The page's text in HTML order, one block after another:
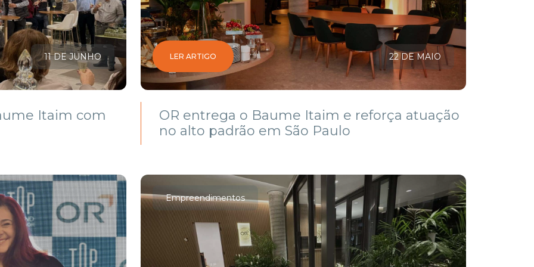
11 DE JUNHO
Itaim com
LER ARTIGO 22 DE MAIO
OR entrega o Baume Itaim e reforça atuação
no alto padrão em São Paulo
Empreendimentos